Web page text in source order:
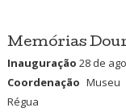
Memórias
Inauguração 28 de
Coordenação
Régua